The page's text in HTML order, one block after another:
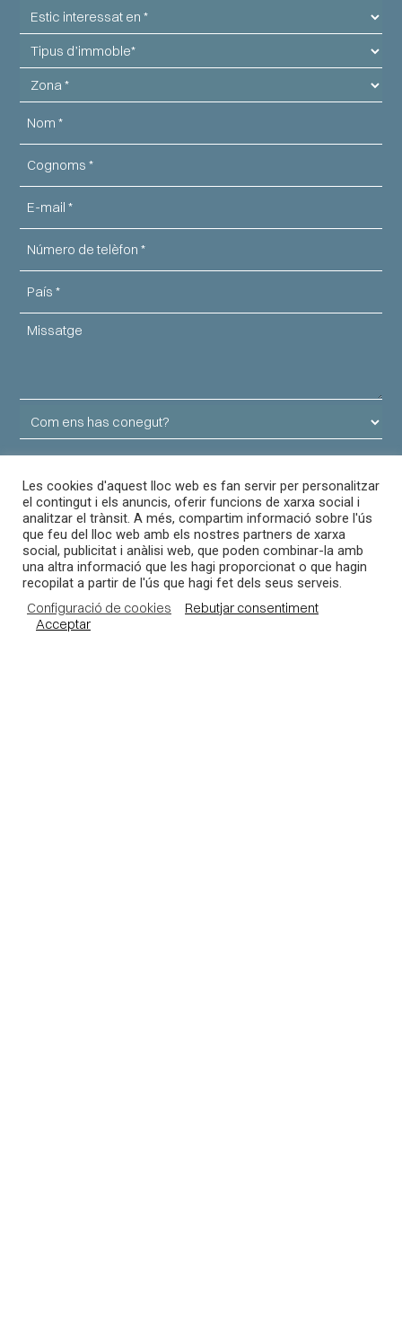
Estic
interessat
en
Tipus
d'immoble
Zona
Missatge
Com
ens
has
conegut?
Protecció de Dades*
Informació
comercial
Accepto rebre informació sobre productes i serveis de
GRUP IMMOBILIARI CIERCO, S.A.
CAPTCHA
Les cookies d'aquest lloc web es fan servir per personalitzar
el contingut i els anuncis, oferir funcions de xarxa social i
analitzar el trànsit. A més, compartim informació sobre l'ús
que feu del lloc web amb els nostres partners de xarxa
social, publicitat i anàlisi web, que poden combinar-la amb
una altra informació que les hagi proporcionat o que hagin
recopilat a partir de l'ús que hagi fet dels seus serveis.
Configuració de cookies
Rebutjar consentiment
Acceptar